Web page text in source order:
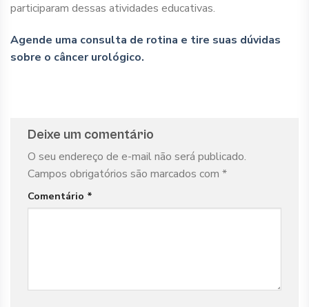
participaram dessas atividades educativas.
Agende uma consulta de rotina e tire suas dúvidas
sobre o câncer urológico.
Deixe um comentário
O seu endereço de e-mail não será publicado.
Campos obrigatórios são marcados com *
Comentário *